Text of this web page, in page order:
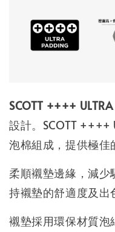
SCOTT ++++
設計。SCOTT ++++
泡棉組成，提供極佳
柔順襯墊邊緣，減
持襯墊的舒適度及出
襯墊採用環保材質